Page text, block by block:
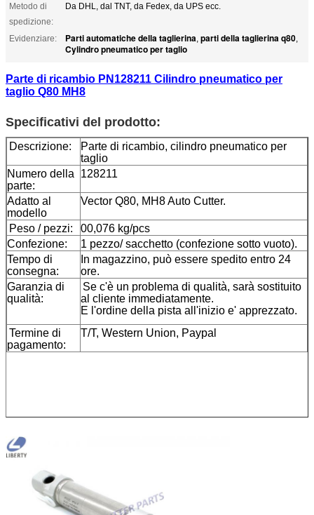
Metodo di
spedizione:
Da DHL, dal TNT, da Fedex, da UPS ecc.
Evidenziare: Parti automatiche della taglierina, parti della taglierina q80,
Cylindro pneumatico per taglio
Parte di ricambio PN128211 Cilindro pneumatico per
taglio Q80 MH8
Specificativi del prodotto:
Descrizione:
Parte di ricambio, cilindro pneumatico per
taglio
Numero della
parte:
128211
Adatto al
modello
Vector Q80, MH8 Auto Cutter.
Peso / pezzi:
00,076 kg/pcs
Confezione:
1 pezzo/ sacchetto (confezione sotto vuoto).
Tempo di
consegna:
In magazzino, può essere spedito entro 24
ore.
Garanzia di
qualità:
Se c'è un problema di qualità, sarà sostituito
al cliente immediatamente.
E l'ordine della pista all'inizio e' apprezzato.
Termine di
pagamento:
T/T, Western Union, Paypal